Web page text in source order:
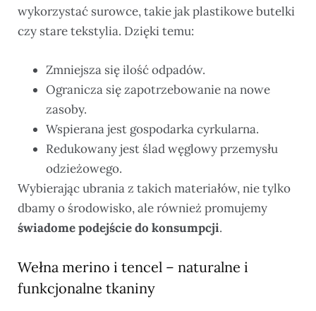
wykorzystać surowce, takie jak plastikowe butelki
czy stare tekstylia. Dzięki temu:
Zmniejsza się ilość odpadów.
Ogranicza się zapotrzebowanie na nowe
zasoby.
Wspierana jest gospodarka cyrkularna.
Redukowany jest ślad węglowy przemysłu
odzieżowego.
Wybierając ubrania z takich materiałów, nie tylko
dbamy o środowisko, ale również promujemy
świadome podejście do konsumpcji.
Wełna merino i tencel – naturalne i
funkcjonalne tkaniny